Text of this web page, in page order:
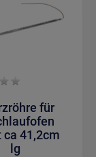
für
ca 41,2cm
lg